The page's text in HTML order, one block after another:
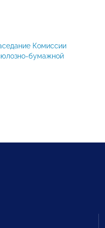
Комиссии
бумажной